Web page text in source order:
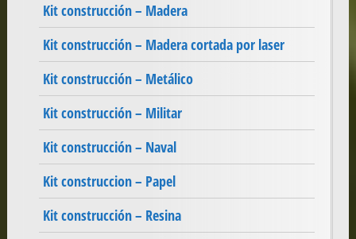
Kit construcción – Madera
Kit construcción – Madera cortada por laser
Kit construcción – Metálico
Kit construcción – Militar
Kit construcción – Naval
Kit construccion – Papel
Kit construcción – Resina